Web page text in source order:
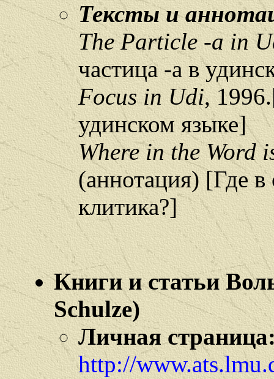
Тексты и
The Particle -a in
частица -a в
Focus in Udi,
удинском языке]
Where in the
(аннотация) [Где в
клитика?]
Книги и статьи
Schulze)
Личная
http://